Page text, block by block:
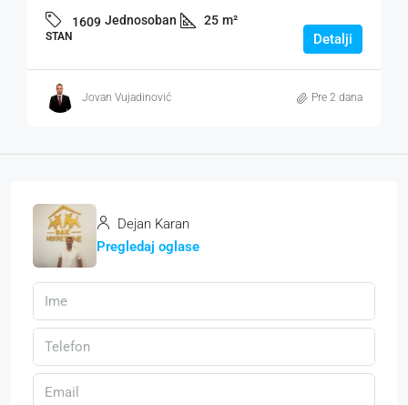
1609 Jednosoban 25 m²
STAN Detalji
Jovan Vujadinović Pre 2 dana
Dejan Karan
Pregledaj oglase